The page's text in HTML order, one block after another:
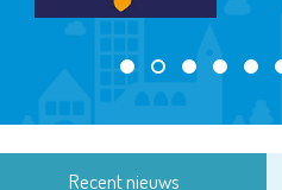
Recent nieuws